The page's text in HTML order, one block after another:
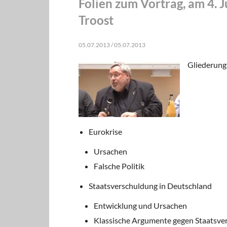
Folien zum Vortrag, am 4.
Troost
05.07.2013 / 05.07.2013
Eurokrise
Ursachen
Falsche Politik
Staatsverschuldung in Deutschland
Entwicklung und Ursachen
Klassische Argumente gegen